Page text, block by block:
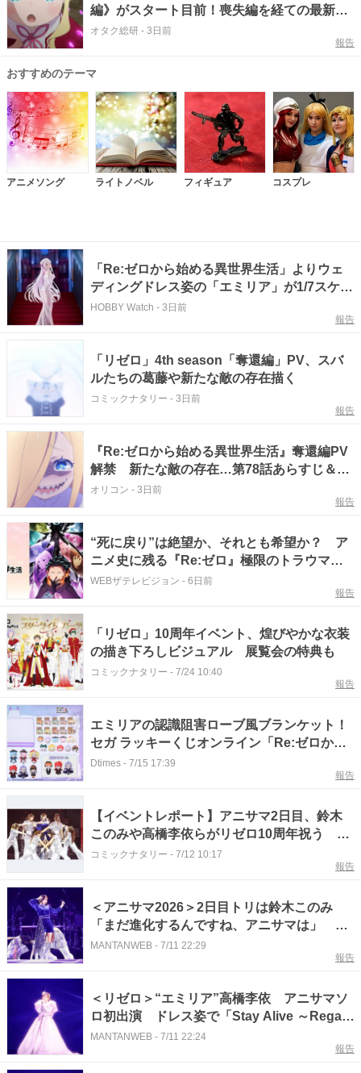
編》がスタート目前！喪失編を経ての最新映
像公開
オタク総研 - 3日前
報告
おすすめのテーマ
アニメソング ライトノベル フィギュア コスプレ
「Re:ゼロから始める異世界生活」よりウェ
ディングドレス姿の「エミリア」が1/7スケー
ルでフィギュア化！
HOBBY Watch - 3日前
報告
「リゼロ」4th season「奪還編」PV、スバ
ルたちの葛藤や新たな敵の存在描く
コミックナタリー - 3日前
報告
『Re:ゼロから始める異世界生活』奪還編PV
解禁 新たな敵の存在…第78話あらすじ＆場
面カット解禁
オリコン - 3日前
報告
“死に戻り”は絶望か、それとも希望か？ ア
ニメ史に残る『Re:ゼロ』極限のトラウマ＆
感動名シーン4選
WEBザテレビジョン - 6日前
報告
「リゼロ」10周年イベント、煌びやかな衣装
の描き下ろしビジュアル 展覧会の特典も
コミックナタリー - 7/24 10:40
報告
エミリアの認識阻害ローブ風ブランケット！
セガ ラッキーくじオンライン「Re:ゼロから
始める異世界生活-海賊テーマ-」
Dtimes - 7/15 17:39
報告
【イベントレポート】アニサマ2日目、鈴木
このみや高橋李依らがリゼロ10周年祝う 古
泉の応援にSOS団も
コミックナタリー - 7/12 10:17
報告
＜アニサマ2026＞2日目トリは鈴木このみ
「まだ進化するんですね、アニサマは」
「リゼロ」OP「Redo」で締めくくる
MANTANWEB - 7/11 22:29
報告
＜リゼロ＞“エミリア”高橋李依 アニサマソ
ロ初出演 ドレス姿で「Stay Alive ～Regain
～」歌い上げる
MANTANWEB - 7/11 22:24
報告